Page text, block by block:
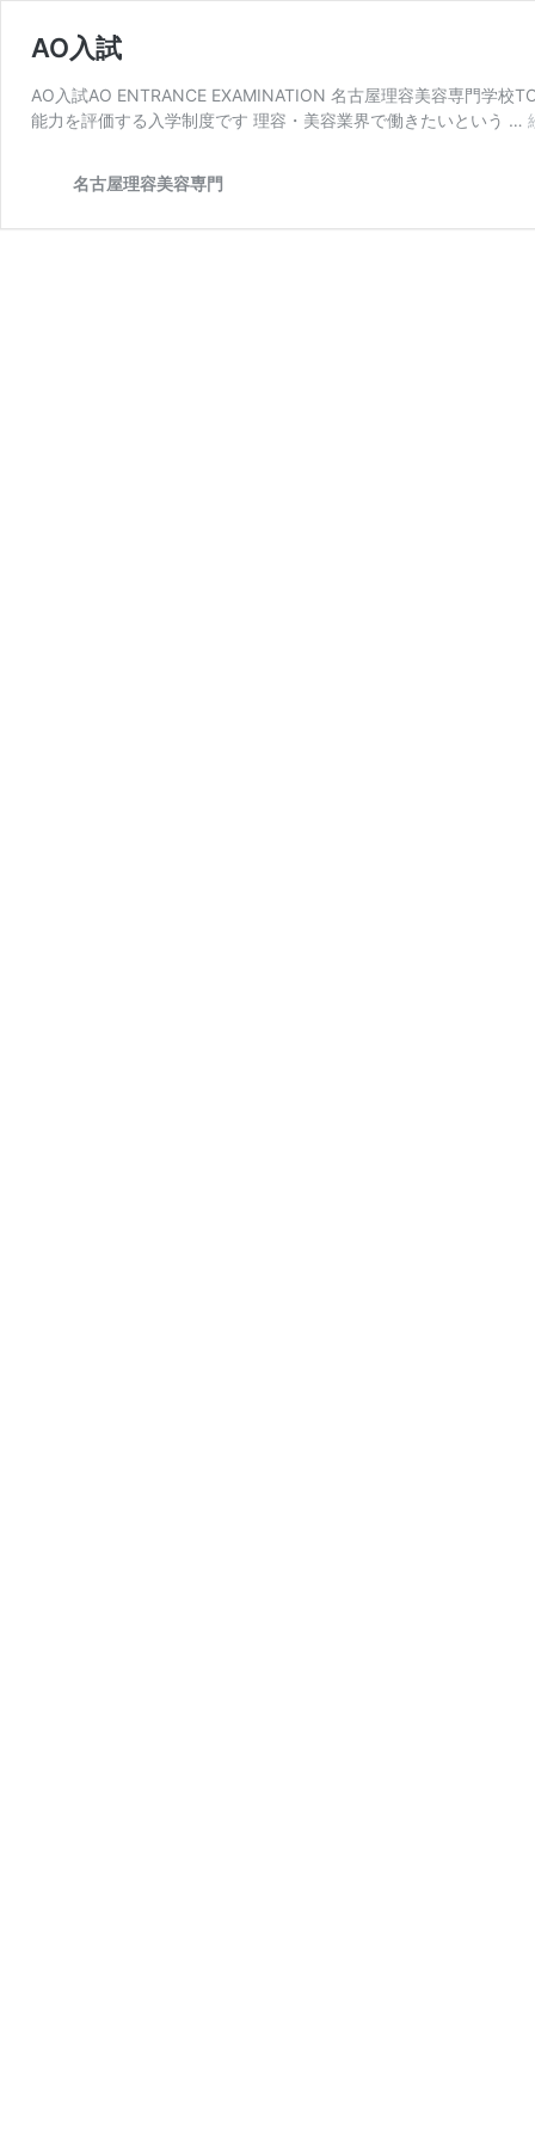
AO入試
AO入試AO ENTRANCE EXAMINATION 名古屋理容美容専門学校
能力を評価する入学制度です 理容・美容業界で働きたいという …
名古屋理容美容専門